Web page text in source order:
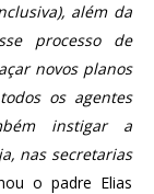
além da
processo de
novos planos
os agentes
instigar a
nas secretarias
o padre Elias